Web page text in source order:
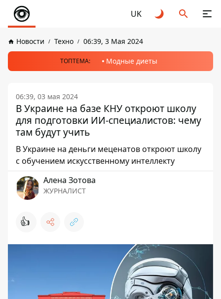
UK
Новости Техно 06:39, 3 Мая 2024
ТОПТЕМА: Модные диеты
06:39, 03 мая 2024
В Украине на базе КНУ откроют школу
для подготовки ИИ-специалистов: чему
там будут учить
В Украине на деньги меценатов откроют школу
с обучением искусственному интеллекту
Алена Зотова
ЖУРНАЛИСТ
👍